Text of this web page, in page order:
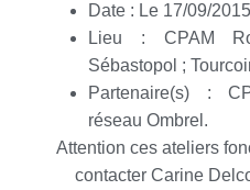
Date : Le 17/09/2015
Lieu : CPAM
Sébastopol ;
Partenaire(s) :
réseau Ombrel.
Attention ces ateliers
contacter Carine